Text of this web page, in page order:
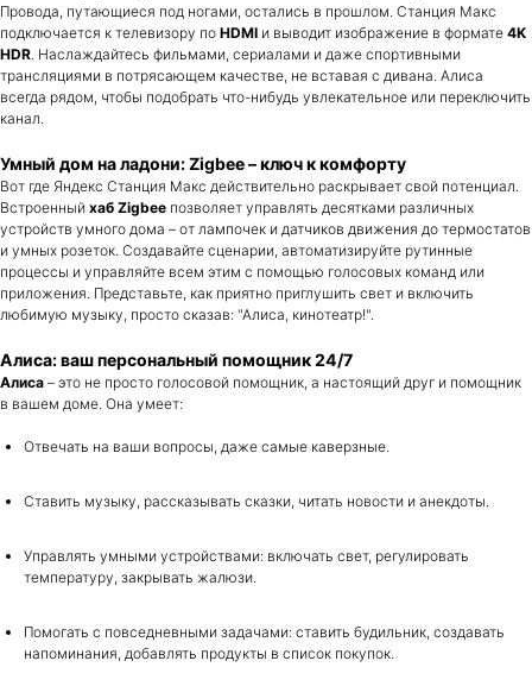
Провода, путающиеся под ногами, остались в прошлом. Станция Макс
подключается к телевизору по HDMI и выводит изображение в формате 4K
HDR . Наслаждайтесь фильмами, сериалами и даже спортивными
трансляциями в потрясающем качестве, не вставая с дивана. Алиса
всегда рядом, чтобы подобрать что-нибудь увлекательное или переключить
канал.
Умный дом на ладони: Zigbee – ключ к комфорту
Вот где Яндекс Станция Макс действительно раскрывает свой потенциал.
Встроенный хаб Zigbee позволяет управлять десятками различных
устройств умного дома – от лампочек и датчиков движения до термостатов
и умных розеток. Создавайте сценарии, автоматизируйте рутинные
процессы и управляйте всем этим с помощью голосовых команд или
приложения. Представьте, как приятно приглушить свет и включить
любимую музыку, просто сказав: "Алиса, кинотеатр!".
Алиса: ваш персональный помощник 24/7
Алиса – это не просто голосовой помощник, а настоящий друг и помощник
в вашем доме. Она умеет:
Отвечать на ваши вопросы, даже самые каверзные.
Ставить музыку, рассказывать сказки, читать новости и анекдоты.
Управлять умными устройствами: включать свет, регулировать
температуру, закрывать жалюзи.
Помогать с повседневными задачами: ставить будильник, создавать
напоминания, добавлять продукты в список покупок.
Оригинальная техника Apple
с официальной гарантией
Покупателям